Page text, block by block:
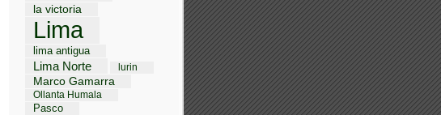
la victoria
Lima
lima antigua
Lima Norte lurin
Marco Gamarra
Ollanta Humala
Pasco